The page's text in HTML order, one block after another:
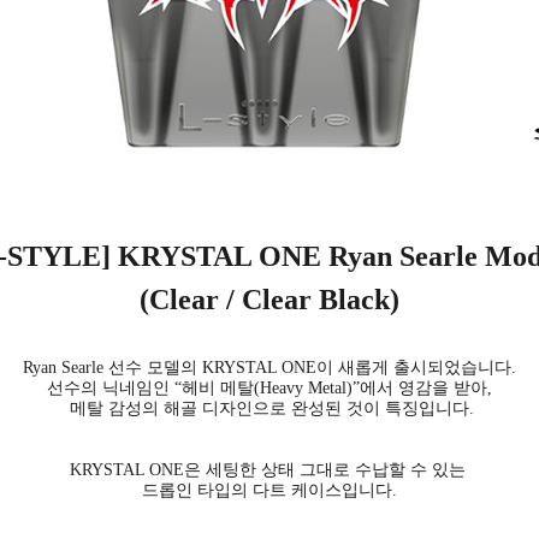
KRYSTAL ONE Ryan Searle
(Clear / Clear Black)
Ryan Searle 선수 모델의 KRYSTAL ONE이 새롭게 출시되었습니다.
선수의 닉네임인 “헤비 메탈(Heavy Metal)”에서 영감을 받아,
메탈 감성의 해골 디자인으로 완성된 것이 특징입니다.
KRYSTAL ONE은 세팅한 상태 그대로 수납할 수 있는
드롭인 타입의 다트 케이스입니다.